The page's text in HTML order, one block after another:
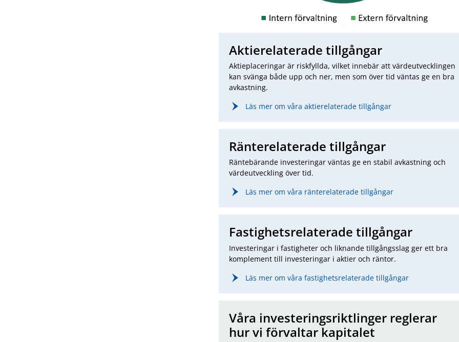
Aktierelaterade tillgångar
Aktieplaceringar är riskfyllda, vilket innebär att värdeutvecklingen
kan svänga både upp och ner, men som över tid väntas ge en bra
avkastning.
Läs mer om våra aktierelaterade tillgångar
Ränterelaterade tillgångar
Räntebärande investeringar väntas ge en stabil avkastning och
värdeutveckling över tid.
Läs mer om våra ränterelaterade tillgångar
Fastighetsrelaterade tillgångar
Investeringar i fastigheter och liknande tillgångsslag ger ett bra
komplement till investeringar i aktier och räntor.
Läs mer om våra fastighetsrelaterade tillgångar
Våra investeringsriktlinger reglerar
hur vi förvaltar kapitalet